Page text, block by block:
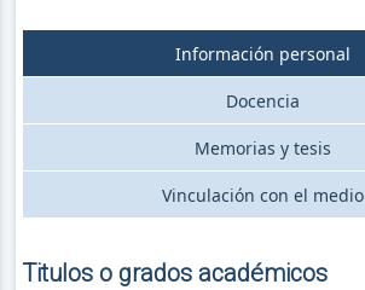
Información personal
Docencia
Memorias y tesis
Vinculación con el medio
Titulos o grados académicos